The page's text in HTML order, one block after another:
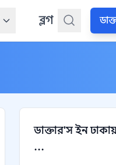
ব্লগ
ডাক্তার'স ইন
...